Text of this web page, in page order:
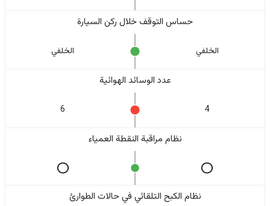
حساس التوقف خلال ركن السيارة
الخلفي الخلفي
عدد الوسائد الهوائية
4
6
نظام مراقبة النقطة العمياء
نظام الكبح التلقائي في حالات الطوارئ